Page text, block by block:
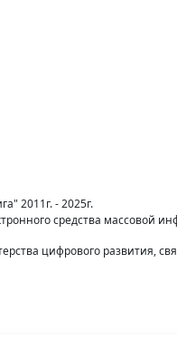
2011г. - 2025г.
средства массовой
цифрового развития,